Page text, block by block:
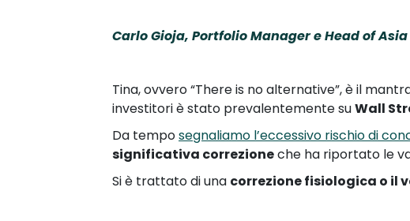
Carlo Gioja, Portfolio Manager e Head of
Tina, ovvero “There is no alternative”, è il
investitori è stato prevalentemente suWall
Da temposegnaliamo l’eccessivo rischio di
significativa correzioneche ha riportato le
Si è trattato di una correzione fisiologica o il